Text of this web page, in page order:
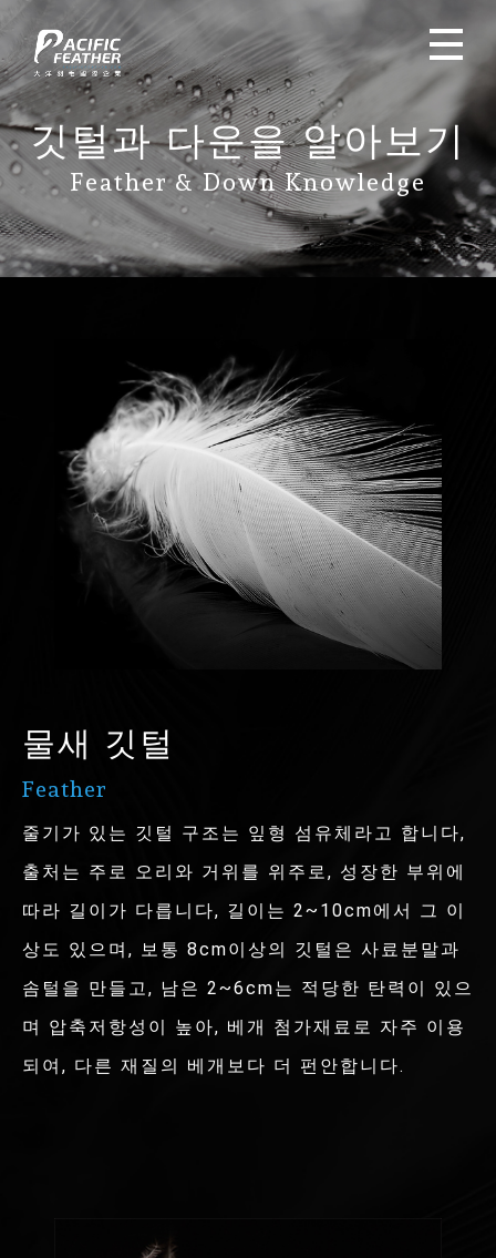
깃털과 다운을 알아보기
Feather & Down Knowledge
물새 깃털
Feather
줄기가 있는 깃털 구조는 잎형 섬유체라고 합니다,
출처는 주로 오리와 거위를 위주로, 성장한 부위에
따라 길이가 다릅니다, 길이는 2~10cm에서 그 이
상도 있으며, 보통 8cm이상의 깃털은 사료분말과
솜털을 만들고, 남은 2~6cm는 적당한 탄력이 있으
며 압축저항성이 높아, 베개 첨가재료로 자주 이용
되여, 다른 재질의 베개보다 더 펀안합니다.